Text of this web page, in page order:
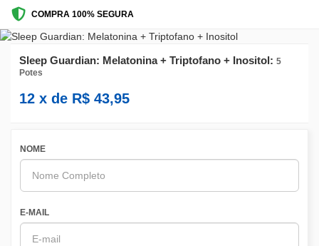
COMPRA 100% SEGURA
Sleep Guardian: Melatonina + Triptofano + Inositol: 5
Potes
12 x de R$ 43,95
NOME
E-MAIL